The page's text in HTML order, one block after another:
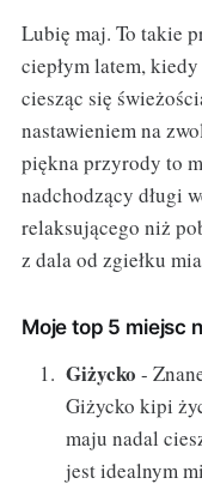
Lubię maj. To takie
ciepłym latem,
ciesząc się
nastawieniem na
piękna przyrody to
nadchodzący długi
relaksującego niż
z dala od zgiełku
Moje top 5 miejsc
Giżycko -
Giżycko kipi
maju nadal
jest idealnym